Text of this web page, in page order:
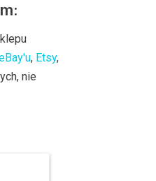
, Etsy,
nie